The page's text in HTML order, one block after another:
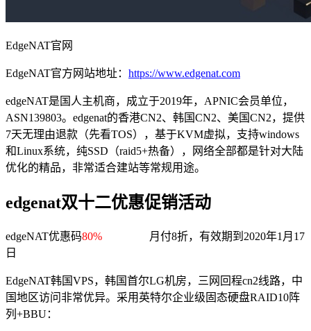
EdgeNAT官网
EdgeNAT官方网站地址： https://www.edgenat.com
edgeNAT是国人主机商，成立于2019年，APNIC会员单位，
ASN139803。edgenat的香港CN2、韩国CN2、美国CN2，提供
7天无理由退款（先看TOS），基于KVM虚拟，支持windows
和Linux系统，纯SSD（raid5+热备），网络全部都是针对大陆
优化的精品，非常适合建站等常规用途。
edgenat双十二优惠促销活动
edgeNAT优惠码80% 月付8折，有效期到2020年1月17
日
EdgeNAT韩国VPS，韩国首尔LG机房，三网回程cn2线路，中
国地区访问非常优异。采用英特尔企业级固态硬盘RAID10阵
列+BBU：